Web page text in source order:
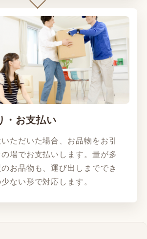
・お支払い
ただいた場合、お品物をお引
場でお支払いします。量が多
お品物も、運び出しまででき
ない形で対応します。